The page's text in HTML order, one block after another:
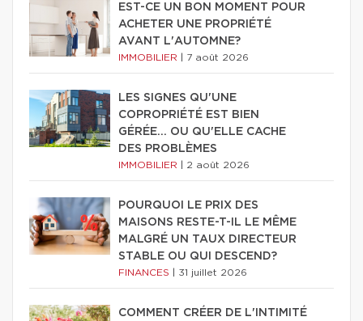
EST-CE UN BON MOMENT POUR
ACHETER UNE PROPRIÉTÉ
AVANT L'AUTOMNE?
IMMOBILIER 7 août 2026
LES SIGNES QU'UNE
COPROPRIÉTÉ EST BIEN
GÉRÉE… OU QU'ELLE CACHE
DES PROBLÈMES
IMMOBILIER 2 août 2026
POURQUOI LE PRIX DES
MAISONS RESTE-T-IL LE MÊME
MALGRÉ UN TAUX DIRECTEUR
STABLE OU QUI DESCEND?
FINANCES 31 juillet 2026
COMMENT CRÉER DE L'INTIMITÉ